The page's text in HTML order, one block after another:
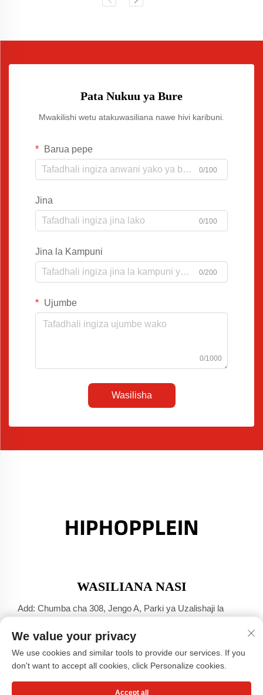
Pata Nukuu ya Bure
Mwakilishi wetu atakuwasiliana nawe hivi karibuni.
Barua pepe
0/100
Jina
0/100
Jina la Kampuni
0/200
Ujumbe
0/1000
Wasilisha
WASILIANA NASI
Add: Chumba cha 308, Jengo A, Parki ya Uzalishaji la
Simu:+86-17304049586
Barua Pepe:[email protected]
We value your privacy
We use cookies and similar tools to provide our services. If you
don't want to accept all cookies, click Personalize cookies.
Accept all